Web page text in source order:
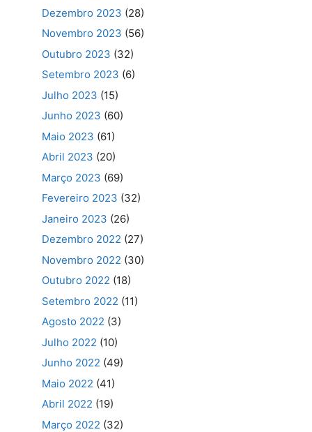
Dezembro 2023 (28)
Novembro 2023 (56)
Outubro 2023 (32)
Setembro 2023 (6)
Julho 2023 (15)
Junho 2023 (60)
Maio 2023 (61)
Abril 2023 (20)
Março 2023 (69)
Fevereiro 2023 (32)
Janeiro 2023 (26)
Dezembro 2022 (27)
Novembro 2022 (30)
Outubro 2022 (18)
Setembro 2022 (11)
Agosto 2022 (3)
Julho 2022 (10)
Junho 2022 (49)
Maio 2022 (41)
Abril 2022 (19)
Março 2022 (32)